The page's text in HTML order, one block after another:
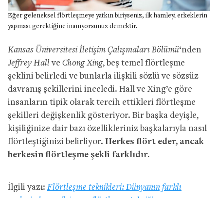
Eğer geleneksel flörtleşmeye yatkın biriyseniz, ilk hamleyi erkeklerin
yapması gerektiğine inanıyorsunuz demektir.
Kansas Üniversitesi İletişim Çalışmaları Bölümü‘nden
Jeffrey Hall ve Chong Xing, beş temel flörtleşme
şeklini belirledi ve bunlarla ilişkili sözlü ve sözsüz
davranış şekillerini inceledi. Hall ve Xing’e göre
insanların tipik olarak tercih ettikleri flörtleşme
şekilleri değişkenlik gösteriyor. Bir başka deyişle,
kişiliğinize dair bazı özellikleriniz başkalarıyla nasıl
flörtleştiğinizi belirliyor. Herkes flört eder, ancak
herkesin flörtleşme şekli farklıdır.
İlgili yazı: Flörtleşme teknikleri: Dünyanın farklı